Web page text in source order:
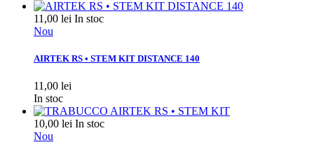
11,00 lei In stoc
Nou
AIRTEK RS • STEM KIT DISTANCE 140
11,00 lei
In stoc
10,00 lei In stoc
Nou